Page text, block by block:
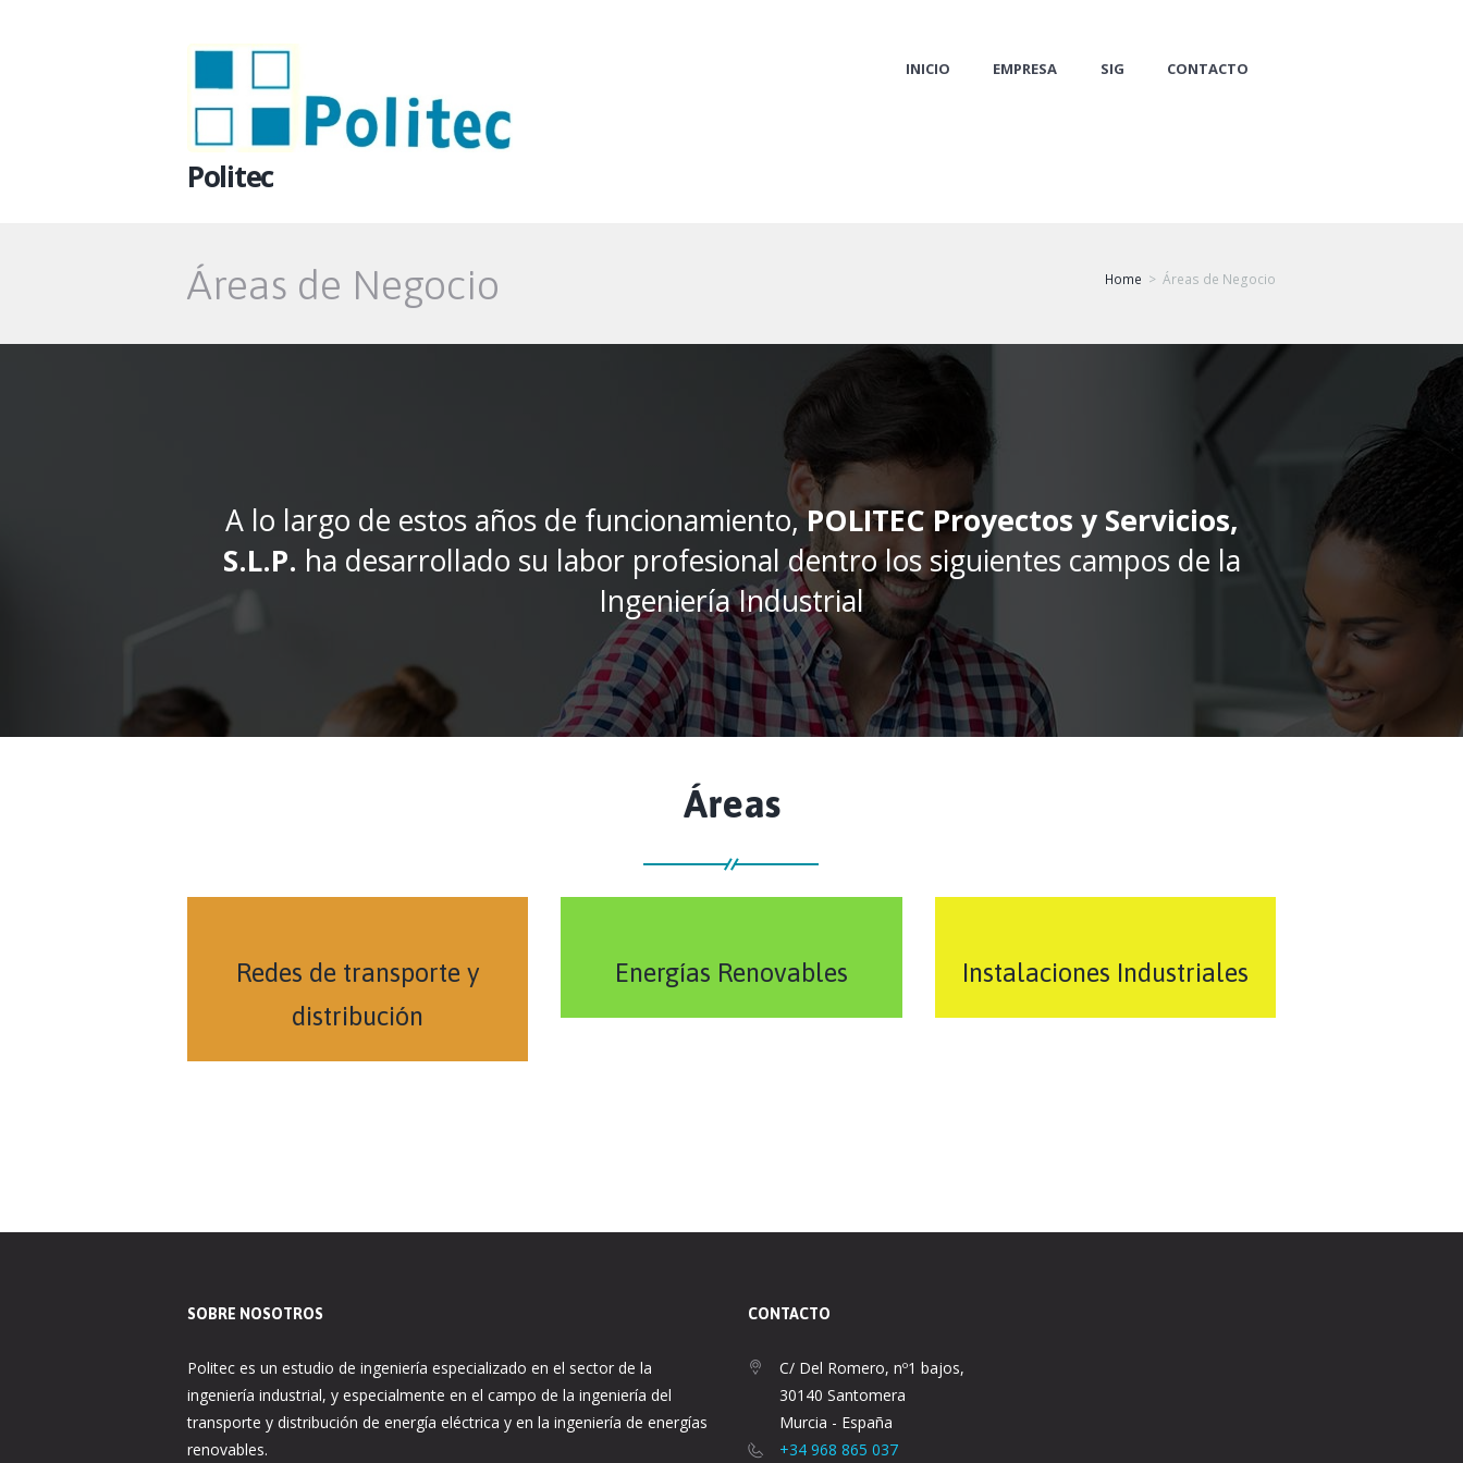
Politec
INICIO EMPRESA SIG CONTACTO
Áreas de Negocio Home Áreas de Negocio
A lo largo de estos años de funcionamiento,POLITEC Proyectos y Servicios,
S.L.P. ha desarrollado su labor profesional dentro los siguientes campos de la
Ingeniería Industrial
Áreas
Redes de transporte y
distribución
Energías Renovables Instalaciones Industriales
SOBRE NOSOTROS
Politec es un estudio de ingeniería especializado en el sector de la
ingeniería industrial, y especialmente en el campo de la ingeniería del
transporte y distribución de energía eléctrica y en la ingeniería de energías
renovables.
CONTACTO
C/ Del Romero, nº1 bajos,
30140 Santomera
Murcia - España
+34 968 865 037